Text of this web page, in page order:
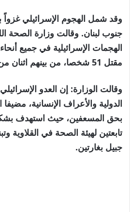
وقد شمل الهجوم الإسرائيلي غزواً
جنوب لبنان. وقالت وزارة الصحة
الهجمات الإسرائيلية في جميع
مقتل 51 شخصا، من بينهم اثنان من العاملين الطبيين.
وقالت الوزارة: إن العدو
الدولية والأعراف الإنسانية،
بحق المسعفين، حيث استهدف
تابعتين لهيئة الصحة في القلاوية
جبيل بغارتين.